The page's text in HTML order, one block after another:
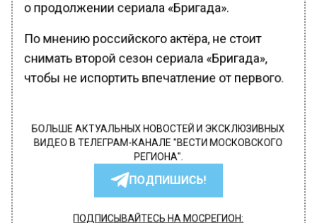
о продолжении сериала «Бригада».
По мнению российского актёра, не стоит
снимать второй сезон сериала «Бригада»,
чтобы не испортить впечатление от первого.
БОЛЬШЕ АКТУАЛЬНЫХ НОВОСТЕЙ И ЭКСКЛЮЗИВНЫХ
ВИДЕО В ТЕЛЕГРАМ-КАНАЛЕ "ВЕСТИ МОСКОВСКОГО
РЕГИОНА".
ПОДПИШИСЬ!